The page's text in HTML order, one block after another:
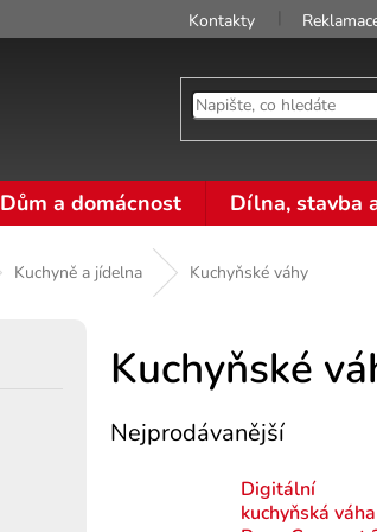
Kontakty
Dům a domácnost Dílna, stavba
Kuchyně a jídelna Kuchyňské váhy
Kuchyňské
Nejprodávanější
Digitální
kuchyňská váha